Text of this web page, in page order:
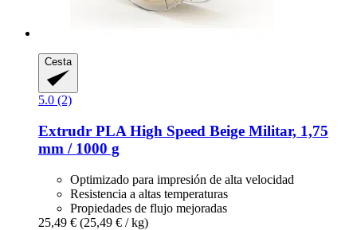
Cesta
5.0 (2)
Extrudr PLA High Speed Beige Militar, 1,75
mm / 1000 g
Optimizado para impresión de alta velocidad
Resistencia a altas temperaturas
Propiedades de flujo mejoradas
25,49 € (25,49 € / kg)